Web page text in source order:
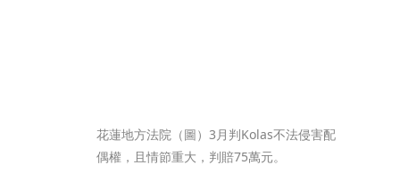
花蓮地方法院（圖）3月判Kolas不法侵害配
偶權，且情節重大，判賠75萬元。